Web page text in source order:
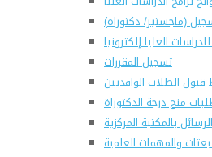
(ماجستير/ دكتوراه
العليا إلكترونيا
تسجيل المقررات
الطلاب الوافديين
منح درجة الدكتوراة
بالمكتبة المركزية
والمهمات العلمية